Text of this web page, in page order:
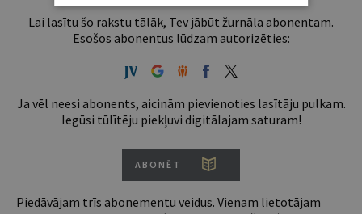
Lai lasītu šo rakstu tālāk, Tev jābūt žurnāla abonentam.
Esošos abonentus lūdzam autorizēties:
Ja vēl neesi abonents, aicinām pievienoties lasītāju pulkam.
Iegūsi tūlītēju piekļuvi digitālajam saturam!
ABONĒT
Piedāvājam trīs abonementu veidus. Vienam lietotājam